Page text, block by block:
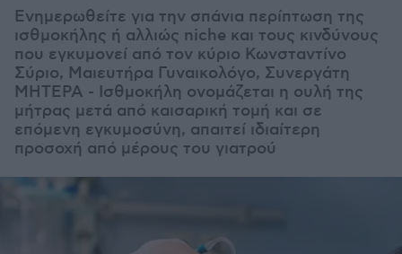
Ενημερωθείτε για την σπάνια περίπτωση της
ισθμοκήλης ή αλλιώς niche και τους κινδύνους
που εγκυμονεί από τον κύριο Κωνσταντίνο
Σύριο, Μαιευτήρα Γυναικολόγο, Συνεργάτη
ΜΗΤΕΡΑ - Ισθμοκήλη ονομάζεται η ουλή της
μήτρας μετά από καισαρική τομή και σε
επόμενη εγκυμοσύνη, απαιτεί ιδιαίτερη
προσοχή από μέρους του γιατρού